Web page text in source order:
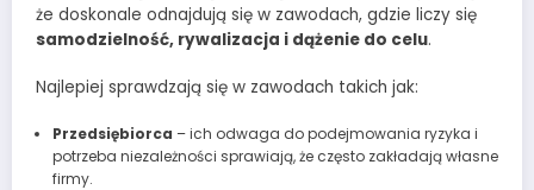
że doskonale odnajdują się w zawodach, gdzie liczy się
samodzielność, rywalizacja i dążenie do celu.
Najlepiej sprawdzają się w zawodach takich jak:
Przedsiębiorca – ich odwaga do podejmowania ryzyka i
potrzeba niezależności sprawiają, że często zakładają własne
firmy.